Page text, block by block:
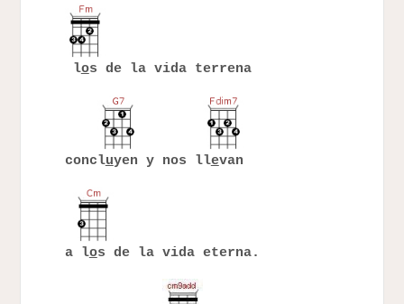
los de la vida terrena
concluyen y nos llevan
a los de la vida eterna.